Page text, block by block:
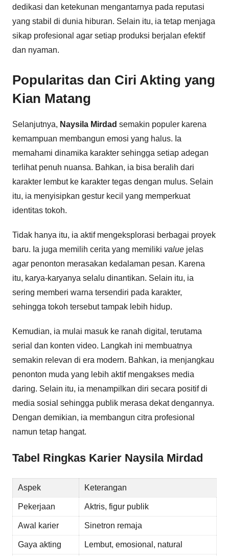
dedikasi dan ketekunan mengantarnya pada reputasi
yang stabil di dunia hiburan. Selain itu, ia tetap menjaga
sikap profesional agar setiap produksi berjalan efektif
dan nyaman.
Popularitas dan Ciri Akting yang
Kian Matang
Selanjutnya, Naysila Mirdad semakin populer karena
kemampuan membangun emosi yang halus. Ia
memahami dinamika karakter sehingga setiap adegan
terlihat penuh nuansa. Bahkan, ia bisa beralih dari
karakter lembut ke karakter tegas dengan mulus. Selain
itu, ia menyisipkan gestur kecil yang memperkuat
identitas tokoh.
Tidak hanya itu, ia aktif mengeksplorasi berbagai proyek
baru. Ia juga memilih cerita yang memiliki value jelas
agar penonton merasakan kedalaman pesan. Karena
itu, karya-karyanya selalu dinantikan. Selain itu, ia
sering memberi warna tersendiri pada karakter,
sehingga tokoh tersebut tampak lebih hidup.
Kemudian, ia mulai masuk ke ranah digital, terutama
serial dan konten video. Langkah ini membuatnya
semakin relevan di era modern. Bahkan, ia menjangkau
penonton muda yang lebih aktif mengakses media
daring. Selain itu, ia menampilkan diri secara positif di
media sosial sehingga publik merasa dekat dengannya.
Dengan demikian, ia membangun citra profesional
namun tetap hangat.
Tabel Ringkas Karier Naysila Mirdad
Aspek Keterangan
Pekerjaan Aktris, figur publik
Awal karier Sinetron remaja
Gaya akting Lembut, emosional, natural